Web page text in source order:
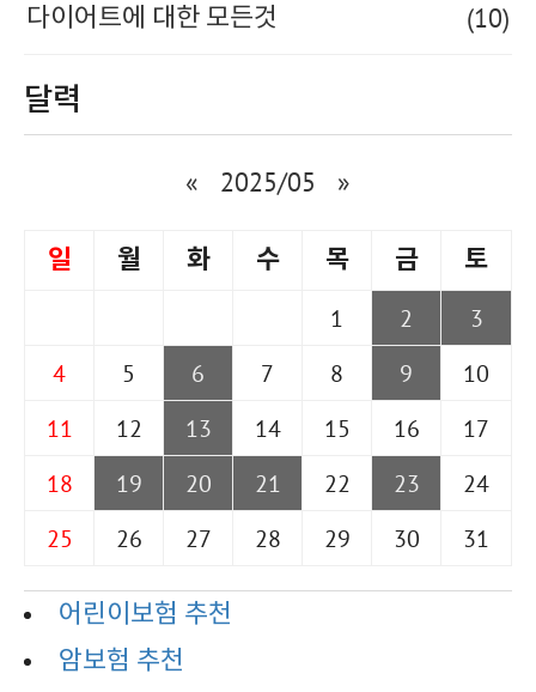
다이어트에 대한 모든것 (10)
달력
« 2025/05 »
일 월 화 수 목 금 토
1 2
3
4
5 6 7 8 9
10
11
12 13 14 15 16
17
18
19 20 21 22 23
24
25
26 27 28 29 30 31
어린이보험 추천
암보험 추천